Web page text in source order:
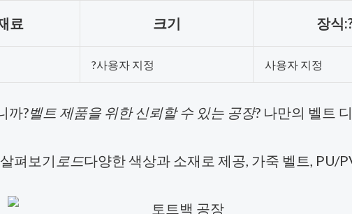
료 크기 장식
?사용자 지정 사용자 지정
까?벨트 제품을 위한 신뢰할 수 있는 공장? 나만의 벨트
펴보기 로드다양한 색상과 소재로 제공, 가죽 벨트, PU/